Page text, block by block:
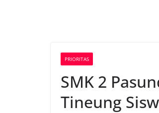
PRIORITAS
SMK 2
Tineung